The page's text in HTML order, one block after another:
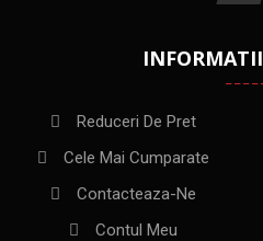
Reduceri De Pret
Cele Mai Cumparate
Contacteaza-Ne
Contul Meu